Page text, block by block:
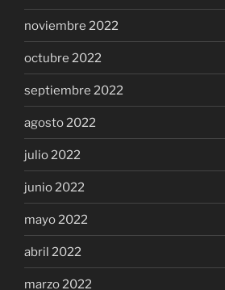
noviembre 2022
octubre 2022
septiembre 2022
agosto 2022
julio 2022
junio 2022
mayo 2022
abril 2022
marzo 2022